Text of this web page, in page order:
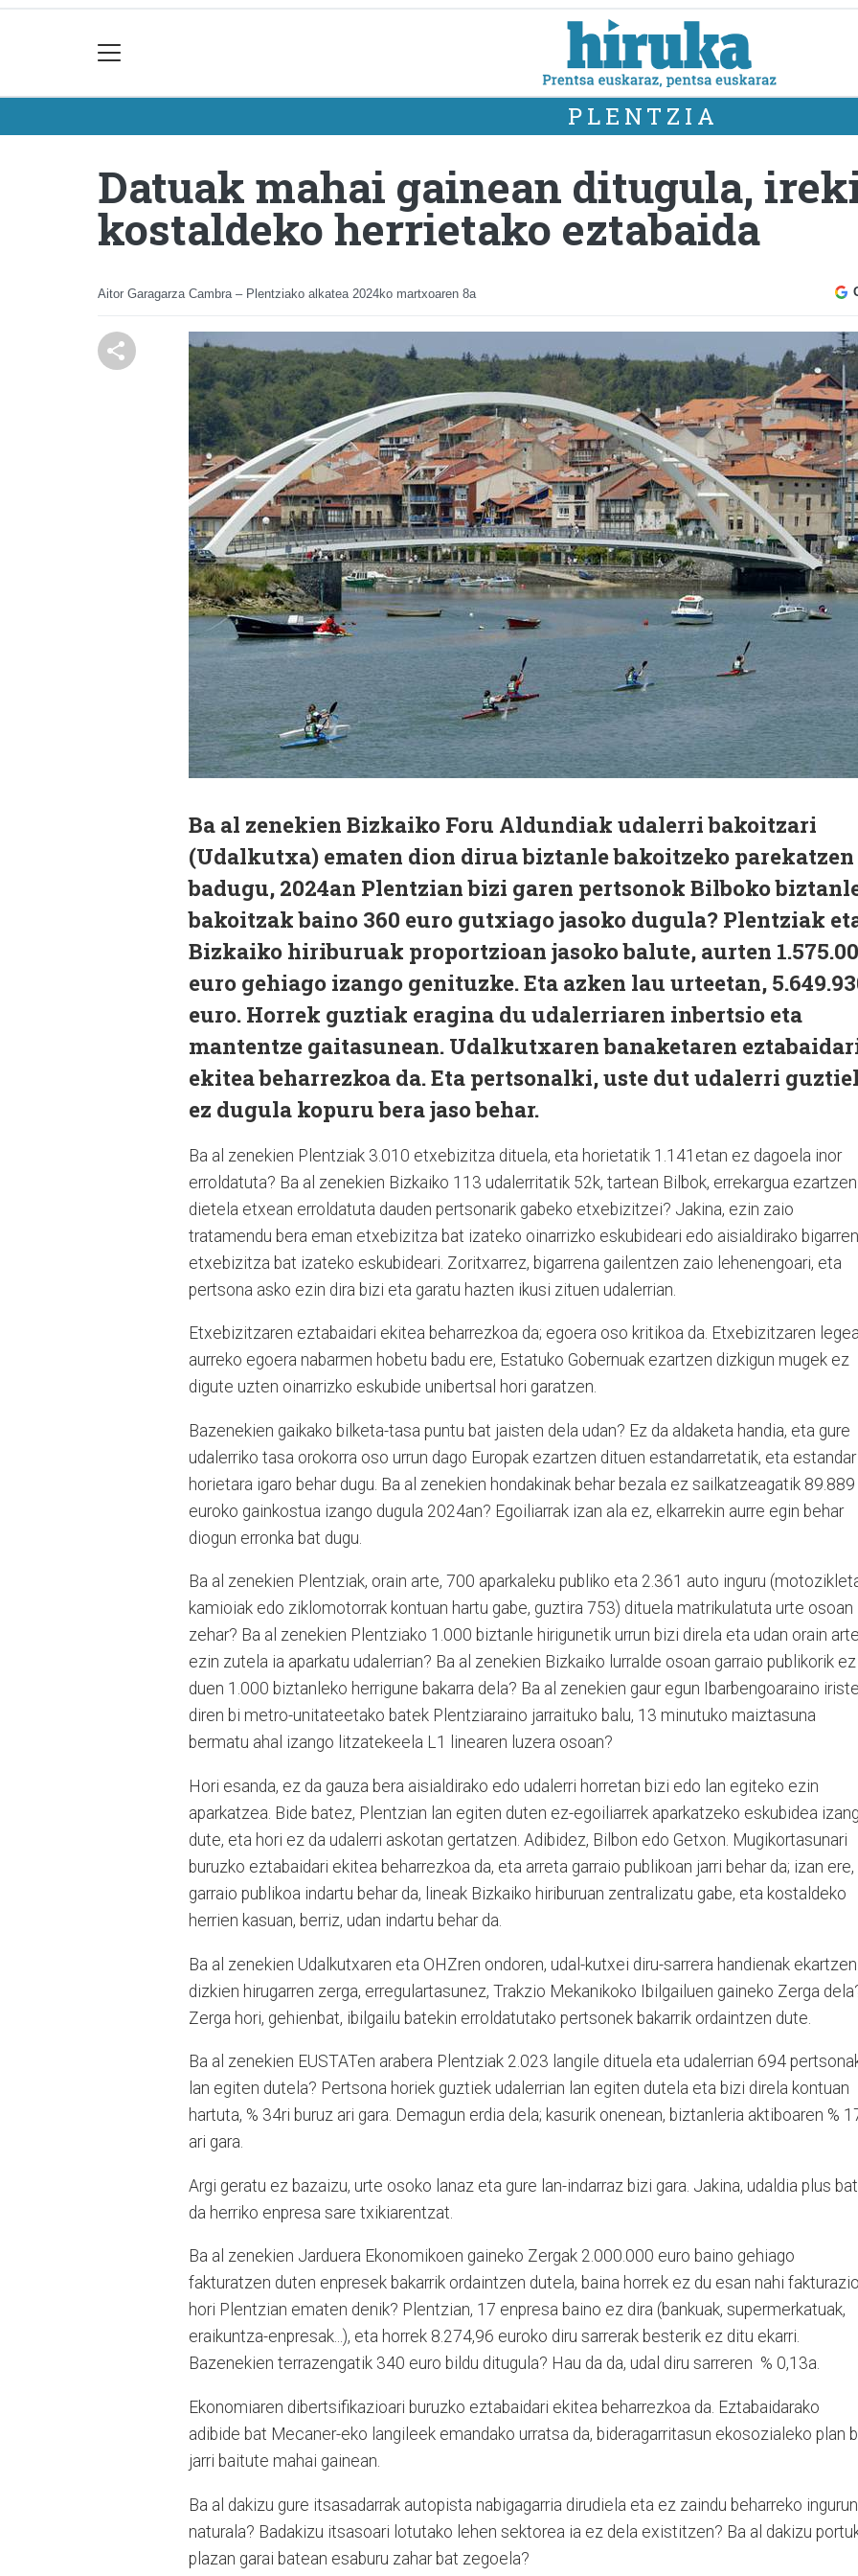
PLENTZIA
Datuak mahai gainean ditugula,
kostaldeko herrietako eztabaida
Aitor Garagarza Cambra – Plentziako alkatea 2024ko martxoaren 8a
Ba al zenekien Bizkaiko Foru Aldundiak udalerri bakoitzari
(Udalkutxa) ematen dion dirua biztanle bakoitzeko parekatzen
badugu, 2024an Plentzian bizi garen pertsonok Bilboko
bakoitzak baino 360 euro gutxiago jasoko dugula? Plentziak
Bizkaiko hiriburuak proportzioan jasoko balute, aurten
euro gehiago izango genituzke. Eta azken lau urteetan,
euro. Horrek guztiak eragina du udalerriaren inbertsio eta
mantentze gaitasunean. Udalkutxaren banaketaren
ekitea beharrezkoa da. Eta pertsonalki, uste dut udalerri
ez dugula kopuru bera jaso behar.
Ba al zenekien Plentziak 3.010 etxebizitza dituela, eta horietatik 1.141etan ez dagoela inor
erroldatuta? Ba al zenekien Bizkaiko 113 udalerritatik 52k, tartean Bilbok, errekargua ezartzen
dietela etxean erroldatuta dauden pertsonarik gabeko etxebizitzei? Jakina, ezin zaio
tratamendu bera eman etxebizitza bat izateko oinarrizko eskubideari edo aisialdirako bigarren
etxebizitza bat izateko eskubideari. Zoritxarrez, bigarrena gailentzen zaio lehenengoari, eta
pertsona asko ezin dira bizi eta garatu hazten ikusi zituen udalerrian.
Etxebizitzaren eztabaidari ekitea beharrezkoa da; egoera oso kritikoa da. Etxebizitzaren
aurreko egoera nabarmen hobetu badu ere, Estatuko Gobernuak ezartzen dizkigun mugek ez
digute uzten oinarrizko eskubide unibertsal hori garatzen.
Bazenekien gaikako bilketa-tasa puntu bat jaisten dela udan? Ez da aldaketa handia, eta gure
udalerriko tasa orokorra oso urrun dago Europak ezartzen dituen estandarretatik, eta estandar
horietara igaro behar dugu. Ba al zenekien hondakinak behar bezala ez sailkatzeagatik 89.889
euroko gainkostua izango dugula 2024an? Egoiliarrak izan ala ez, elkarrekin aurre egin behar
diogun erronka bat dugu.
Ba al zenekien Plentziak, orain arte, 700 aparkaleku publiko eta 2.361 auto inguru
kamioiak edo ziklomotorrak kontuan hartu gabe, guztira 753) dituela matrikulatuta urte osoan
zehar? Ba al zenekien Plentziako 1.000 biztanle hirigunetik urrun bizi direla eta udan orain arte
ezin zutela ia aparkatu udalerrian? Ba al zenekien Bizkaiko lurralde osoan garraio publikorik ez
duen 1.000 biztanleko herrigune bakarra dela? Ba al zenekien gaur egun Ibarbengoaraino
diren bi metro-unitateetako batek Plentziaraino jarraituko balu, 13 minutuko maiztasuna
bermatu ahal izango litzatekeela L1 linearen luzera osoan?
Hori esanda, ez da gauza bera aisialdirako edo udalerri horretan bizi edo lan egiteko ezin
aparkatzea. Bide batez, Plentzian lan egiten duten ez-egoiliarrek aparkatzeko eskubidea
dute, eta hori ez da udalerri askotan gertatzen. Adibidez, Bilbon edo Getxon. Mugikortasunari
buruzko eztabaidari ekitea beharrezkoa da, eta arreta garraio publikoan jarri behar da; izan ere,
garraio publikoa indartu behar da, lineak Bizkaiko hiriburuan zentralizatu gabe, eta kostaldeko
herrien kasuan, berriz, udan indartu behar da.
Ba al zenekien Udalkutxaren eta OHZren ondoren, udal-kutxei diru-sarrera handienak ekartzen
dizkien hirugarren zerga, erregulartasunez, Trakzio Mekanikoko Ibilgailuen gaineko Zerga
Zerga hori, gehienbat, ibilgailu batekin erroldatutako pertsonek bakarrik ordaintzen dute.
Ba al zenekien EUSTATen arabera Plentziak 2.023 langile dituela eta udalerrian 694
lan egiten dutela? Pertsona horiek guztiek udalerrian lan egiten dutela eta bizi direla kontuan
hartuta, % 34ri buruz ari gara. Demagun erdia dela; kasurik onenean, biztanleria aktiboaren %
ari gara.
Argi geratu ez bazaizu, urte osoko lanaz eta gure lan-indarraz bizi gara. Jakina, udaldia plus bat
da herriko enpresa sare txikiarentzat.
Ba al zenekien Jarduera Ekonomikoen gaineko Zergak 2.000.000 euro baino gehiago
fakturatzen duten enpresek bakarrik ordaintzen dutela, baina horrek ez du esan nahi fakturazio
hori Plentzian ematen denik? Plentzian, 17 enpresa baino ez dira (bankuak, supermerkatuak,
eraikuntza-enpresak...), eta horrek 8.274,96 euroko diru sarrerak besterik ez ditu ekarri.
Bazenekien terrazengatik 340 euro bildu ditugula? Hau da da, udal diru sarreren % 0,13a.
Ekonomiaren dibertsifikazioari buruzko eztabaidari ekitea beharrezkoa da. Eztabaidarako
adibide bat Mecaner-eko langileek emandako urratsa da, bideragarritasun ekosozialeko plan
jarri baitute mahai gainean.
Ba al dakizu gure itsasadarrak autopista nabigagarria dirudiela eta ez zaindu beharreko
naturala? Badakizu itsasoari lotutako lehen sektorea ia ez dela existitzen? Ba al dakizu
plazan garai batean esaburu zahar bat zegoela?